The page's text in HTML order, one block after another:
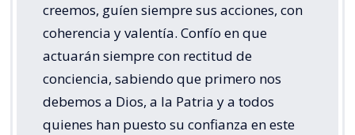
creemos, guíen siempre sus acciones, con
coherencia y valentía. Confío en que
actuarán siempre con rectitud de
conciencia, sabiendo que primero nos
debemos a Dios, a la Patria y a todos
quienes han puesto su confianza en este